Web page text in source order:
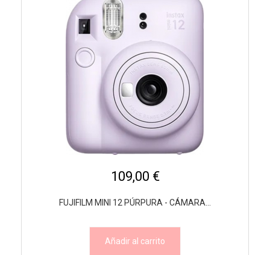
109,00 €
FUJIFILM MINI 12 PÚRPURA - CÁMARA...
Añadir al carrito